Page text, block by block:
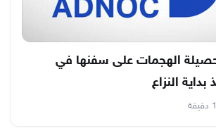
الهجمات على سفنها في
النزاع